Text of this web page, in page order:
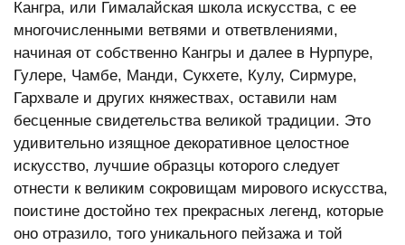
Кангра, или Гималайская школа искусства, с ее
многочисленными ветвями и ответвлениями,
начиная от собственно Кангры и далее в Нурпуре,
Гулере, Чамбе, Манди, Сукхете, Кулу, Сирмуре,
Гархвале и других княжествах, оставили нам
бесценные свидетельства великой традиции. Это
удивительно изящное декоративное целостное
искусство, лучшие образцы которого следует
отнести к великим сокровищам мирового искусства,
поистине достойно тех прекрасных легенд, которые
оно отразило, того уникального пейзажа и той